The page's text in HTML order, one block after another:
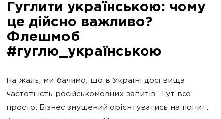
Гуглити українською: чому
це дійсно важливо?
Флешмоб
#гуглю_українською
На жаль, ми бачимо, що в Україні досі вища
частотність російськомовних запитів. Тут все
просто. Бізнес змушений орієнтуватись на попит.